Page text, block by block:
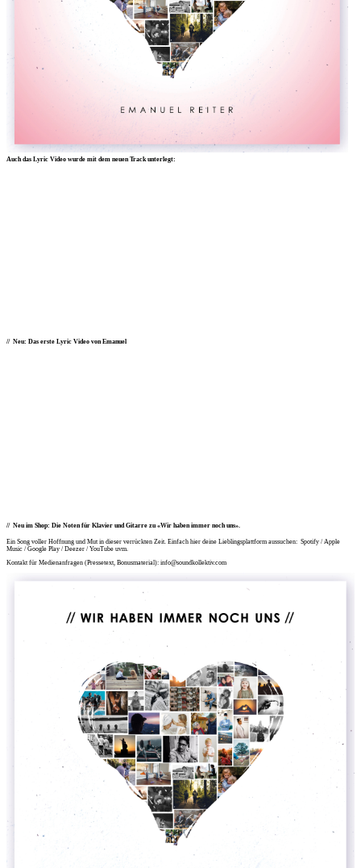
Auch das Lyric Video wurde mit dem neuen Track unterlegt:
Neu: Das erste Lyric Video von Emanuel
Neu im Shop: Die Noten für Klavier und Gitarre zu «Wir haben immer noch uns».
Ein Song voller Hoffnung und Mut in dieser verrückten Zeit. Einfach hier deine Lieblingsplattform aussuchen: Spotify / Apple
Music / Google Play / Deezer / YouTube uvm
Kontakt für Medienanfragen (Pressetext, Bonusmaterial): info@soundkollektiv.com